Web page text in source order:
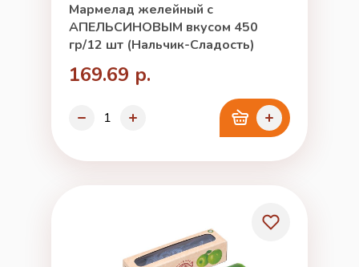
Мармелад желейный с
АПЕЛЬСИНОВЫМ вкусом 450
гр/12 шт (Нальчик-Сладость)
169.69 р.